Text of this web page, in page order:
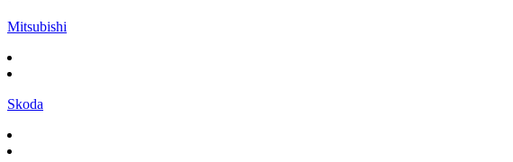
Mitsubishi
Skoda